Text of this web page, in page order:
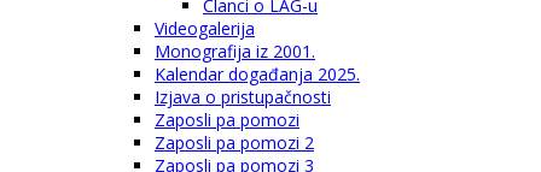
Članci o LAG-u
Videogalerija
Monografija iz 2001.
Kalendar događanja 2025.
Izjava o pristupačnosti
Zaposli pa pomozi
Zaposli pa pomozi 2
Zaposli pa pomozi 3